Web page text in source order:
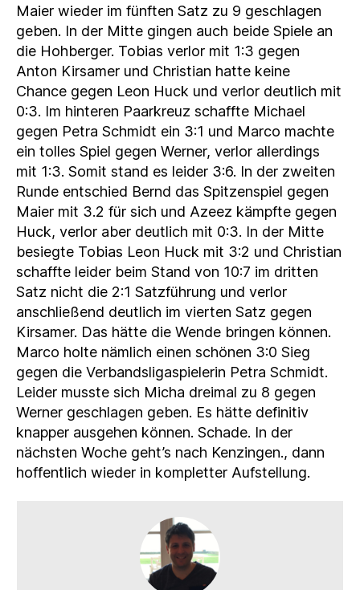
Maier wieder im fünften Satz zu 9 geschlagen
geben. In der Mitte gingen auch beide Spiele an
die Hohberger. Tobias verlor mit 1:3 gegen
Anton Kirsamer und Christian hatte keine
Chance gegen Leon Huck und verlor deutlich mit
0:3. Im hinteren Paarkreuz schaffte Michael
gegen Petra Schmidt ein 3:1 und Marco machte
ein tolles Spiel gegen Werner, verlor allerdings
mit 1:3. Somit stand es leider 3:6. In der zweiten
Runde entschied Bernd das Spitzenspiel gegen
Maier mit 3.2 für sich und Azeez kämpfte gegen
Huck, verlor aber deutlich mit 0:3. In der Mitte
besiegte Tobias Leon Huck mit 3:2 und Christian
schaffte leider beim Stand von 10:7 im dritten
Satz nicht die 2:1 Satzführung und verlor
anschließend deutlich im vierten Satz gegen
Kirsamer. Das hätte die Wende bringen können.
Marco holte nämlich einen schönen 3:0 Sieg
gegen die Verbandsligaspielerin Petra Schmidt.
Leider musste sich Micha dreimal zu 8 gegen
Werner geschlagen geben. Es hätte definitiv
knapper ausgehen können. Schade. In der
nächsten Woche geht’s nach Kenzingen., dann
hoffentlich wieder in kompletter Aufstellung.